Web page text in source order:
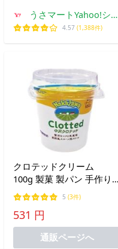
うさマートYahoo!ショ
ッピング店
4.57 (1,388件)
クロテッドクリーム
100g 製菓 製パン 手作り
業務用 プロ用 中沢乳業
5 (3件)
531 円
通販ページへ